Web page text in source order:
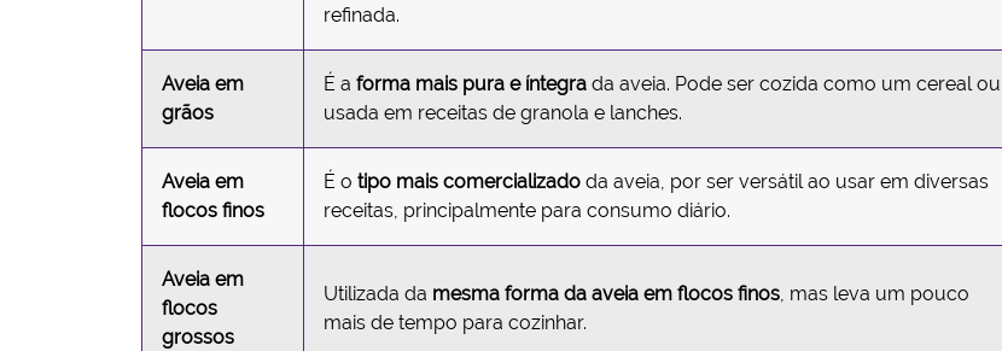
refinada.
Aveia em
grãos
É a forma mais pura e íntegra da aveia. Pode ser cozida como um cereal ou
usada em receitas de granola e lanches.
Aveia em
flocos finos
É o tipo mais comercializado da aveia, por ser versátil ao usar em diversas
receitas, principalmente para consumo diário.
Aveia em
flocos
grossos
Utilizada da mesma forma da aveia em flocos finos, mas leva um pouco
mais de tempo para cozinhar.